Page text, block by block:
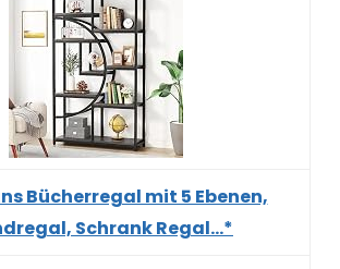
Bücherregal mit 5 Ebenen,
Schrank Regal...*